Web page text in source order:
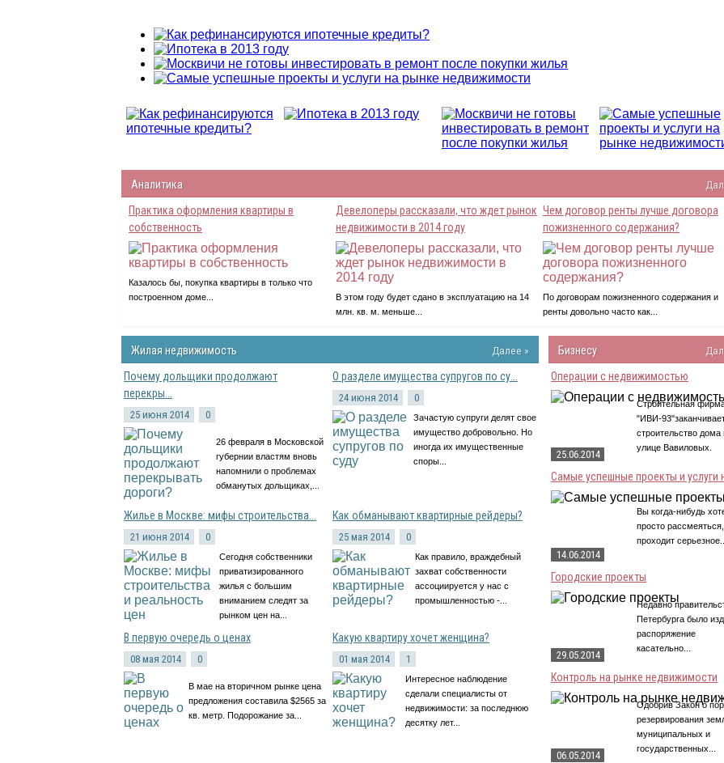
Аналитика
Практика оформления квартиры в
собственность
Казалось бы, покупка квартиры в только что
построенном доме...
Девелоперы рассказали, что ждет рынок
недвижимости в 2014 году
В этом году будет сдано в эксплуатацию на 14
млн. кв. м. меньше...
Чем договор ренты лучше договора
пожизненного содержания?
По договорам пожизненного содержания и
ренты довольно часто как...
Жилая недвижимость
Далее »
Почему дольщики продолжают
перекры...
25 июня 2014 0
26 февраля в Московской
губернии властям вновь
напомнили о проблемах
обманутых дольщиках,...
О разделе имущества супругов по су...
24 июня 2014 0
Зачастую супруги делят свое
имущество добровольно. Но
иногда их имущественные
споры...
Жилье в Москве: мифы строительства...
21 июня 2014 0
Сегодня собственники
приватизированного
жилья с большим
вниманием следят за
рынком цен на...
Как обманывают квартирные рейдеры?
25 мая 2014 0
Как правило, враждебный
захват собственности
ассоциируется у нас с
промышленностью -...
В первую очередь о ценах
08 мая 2014 0
В мае на вторичном рынке цена
предложения составила $2565 за
кв. метр. Подорожание за...
Какую квартиру хочет женщина?
01 мая 2014 1
Интересное наблюдение
сделали специалисты от
недвижимости: за последнюю
десятку лет...
Бизнесу
Операции с недвижимостью
25.06.2014
Строительная
"ИВИ-
строительство дома
улице Вавиловых.
Самые успешные проекты и услуги
14.06.2014
Вы когда-нибудь
просто рассмеяться,
проходит серьезное...
Городские проекты
29.05.2014
Недавно
Петербурга было
распоряжение
касательно...
Контроль на рынке недвижимости
06.05.2014
Одобрив Закон о
резервирования
муниципальных и
государственных...